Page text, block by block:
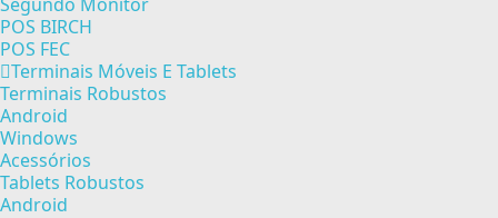
POS BIRCH
POS FEC
Terminais Móveis E Tablets
Terminais Robustos
Android
Windows
Acessórios
Tablets Robustos
Android